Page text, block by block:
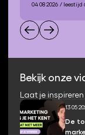
04 08 2026 / leestijd
Bekijk onze
Laat je
13 05
De